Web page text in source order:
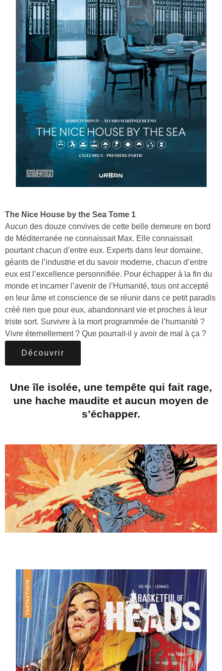
The Nice House by the Sea Tome 1
Aucun des douze convives de cette belle demeure en bord
de Méditerranée ne connaissait Max. Elle connaissait
pourtant chacun d’entre eux. Experts dans leur domaine,
géants de l’industrie et du savoir moderne, chacun d’entre
eux est l’excellence personnifiée. Pour échapper à la fin du
monde et incarner l’avenir de l’Humanité, tous ont accepté
en leur âme et conscience de se réunir dans ce petit paradis
créé rien que pour eux, abandonnant vie et proches à leur
triste sort. Survivre à la mort programmée de l’humanité ?
Vivre éternellement ? Que pourrait-il y avoir de mal à ça ?
Découvrir
Une île isolée, une tempête qui fait rage,
une hache maudite et aucun moyen de
s’échapper.